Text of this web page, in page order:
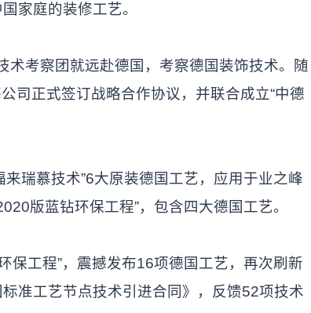
家庭的装修工艺。
考察团就远赴德国，考察德国装饰技术。随
司正式签订战略合作协议，并联合成立“中德
慕技术”6大原装德国工艺，应用于业之峰
版蓝钻环保工程”，包含四大德国工艺。
工程”，震撼发布16项德国工艺，再次刷新
准工艺节点技术引进合同》，反馈52项技术